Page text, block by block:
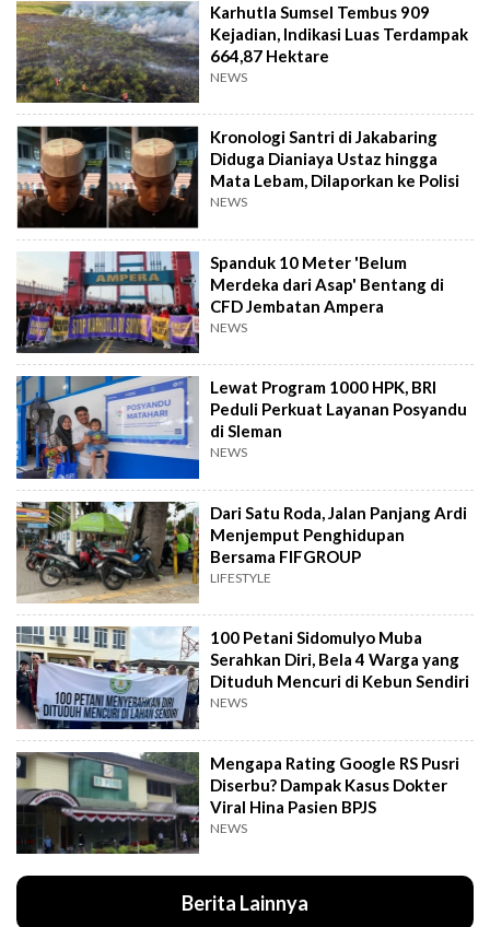
Karhutla Sumsel Tembus 909
Kejadian, Indikasi Luas Terdampak
664,87 Hektare
NEWS
Kronologi Santri di Jakabaring
Diduga Dianiaya Ustaz hingga
Mata Lebam, Dilaporkan ke Polisi
NEWS
Spanduk 10 Meter 'Belum
Merdeka dari Asap' Bentang di
CFD Jembatan Ampera
NEWS
Lewat Program 1000 HPK, BRI
Peduli Perkuat Layanan Posyandu
di Sleman
NEWS
Dari Satu Roda, Jalan Panjang Ardi
Menjemput Penghidupan
Bersama FIFGROUP
LIFESTYLE
100 Petani Sidomulyo Muba
Serahkan Diri, Bela 4 Warga yang
Dituduh Mencuri di Kebun Sendiri
NEWS
Mengapa Rating Google RS Pusri
Diserbu? Dampak Kasus Dokter
Viral Hina Pasien BPJS
NEWS
Berita Lainnya